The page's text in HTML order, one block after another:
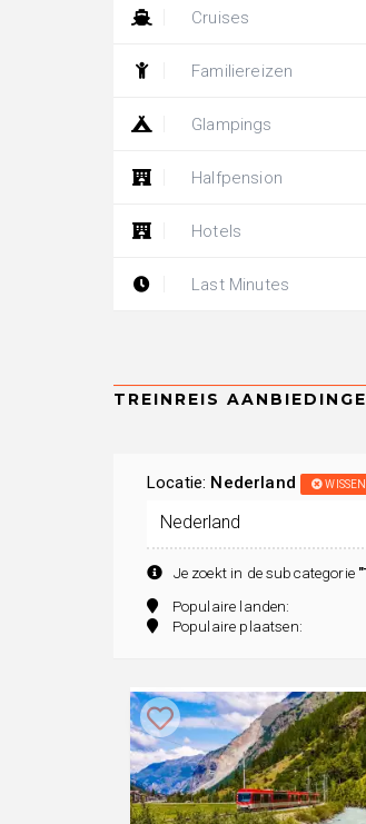
Cruises
Familiereizen
Glampings
Halfpension
Hotels
Last Minutes
Locatie: Nederland WISSEN
Je zoekt in de subcategorie
Populaire landen:
Populaire plaatsen: